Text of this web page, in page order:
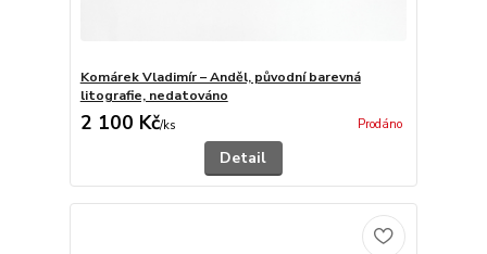
Komárek Vladimír – Anděl, původní barevná
litografie, nedatováno
2 100 Kč/ks Prodáno
Detail